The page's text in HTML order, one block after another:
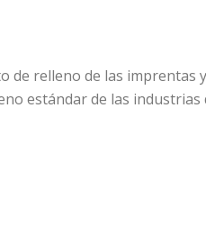
de relleno de las imprentas
estándar de las industrias